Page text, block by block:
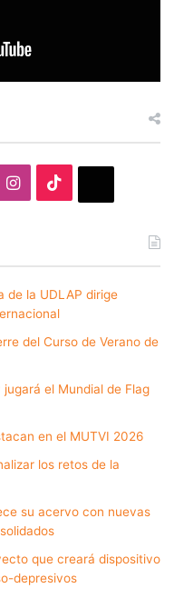
Instagram
de la UDLAP dirige
del Curso de Verano de
el Mundial de Flag
en el MUTVI 2026
los retos de la
su acervo con nuevas
que creará dispositivo
depresivos